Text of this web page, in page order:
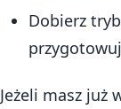
Dobierz
Jeżeli masz